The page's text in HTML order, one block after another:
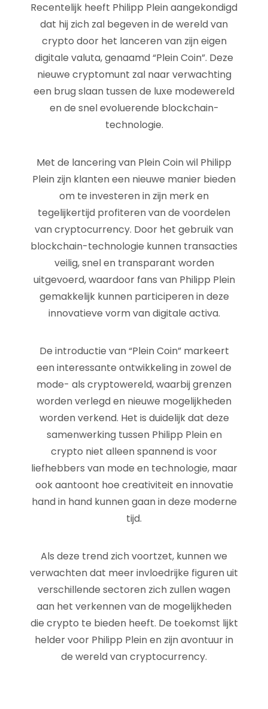
Recentelijk heeft Philipp Plein aangekondigd
dat hij zich zal begeven in de wereld van
crypto door het lanceren van zijn eigen
digitale valuta, genaamd “Plein Coin”. Deze
nieuwe cryptomunt zal naar verwachting
een brug slaan tussen de luxe modewereld
en de snel evoluerende blockchain-
technologie.
Met de lancering van Plein Coin wil Philipp
Plein zijn klanten een nieuwe manier bieden
om te investeren in zijn merk en
tegelijkertijd profiteren van de voordelen
van cryptocurrency. Door het gebruik van
blockchain-technologie kunnen transacties
veilig, snel en transparant worden
uitgevoerd, waardoor fans van Philipp Plein
gemakkelijk kunnen participeren in deze
innovatieve vorm van digitale activa.
De introductie van “Plein Coin” markeert
een interessante ontwikkeling in zowel de
mode- als cryptowereld, waarbij grenzen
worden verlegd en nieuwe mogelijkheden
worden verkend. Het is duidelijk dat deze
samenwerking tussen Philipp Plein en
crypto niet alleen spannend is voor
liefhebbers van mode en technologie, maar
ook aantoont hoe creativiteit en innovatie
hand in hand kunnen gaan in deze moderne
tijd.
Als deze trend zich voortzet, kunnen we
verwachten dat meer invloedrijke figuren uit
verschillende sectoren zich zullen wagen
aan het verkennen van de mogelijkheden
die crypto te bieden heeft. De toekomst lijkt
helder voor Philipp Plein en zijn avontuur in
de wereld van cryptocurrency.